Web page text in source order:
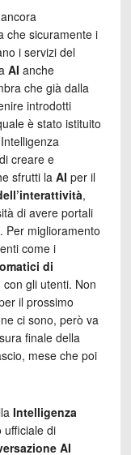
che sicuramente i
i servizi del
AI anche
che già dalla
introdotti
è stato istituito
creare e
sfrutti la AI per il
,
di avere portali
Per miglioramento
come i
di
con gli utenti. Non
il prossimo
ci sono, però va
finale della
mese che poi
Intelligenza
di
AI